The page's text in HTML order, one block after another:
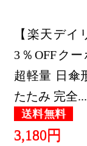
【楽天デイ
3％OFFク
超軽量 日傘
たたみ 完全...
送料無料
3,180円